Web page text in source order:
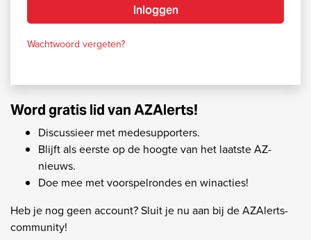
Inloggen
Wachtwoord vergeten?
Word gratis lid van AZAlerts!
Discussieer met medesupporters.
Blijft als eerste op de hoogte van het laatste AZ-
nieuws.
Doe mee met voorspelrondes en winacties!
Heb je nog geen account? Sluit je nu aan bij de AZAlerts-
community!